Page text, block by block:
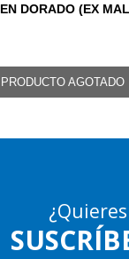
DORADO (EX
PRODUCTO AGOTADO